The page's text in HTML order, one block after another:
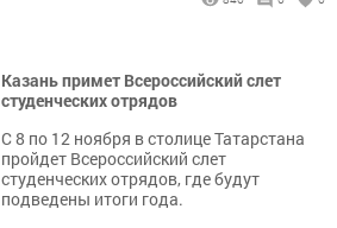
Казань примет Всероссийский слет
студенческих отрядов
С 8 по 12 ноября в столице Татарстана
пройдет Всероссийский слет
студенческих отрядов, где будут
подведены итоги года.